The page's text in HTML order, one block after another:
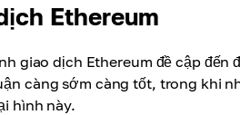
Ethereum
giao dịch Ethereum đề cập đến
càng sớm càng tốt, trong khi
hình này.